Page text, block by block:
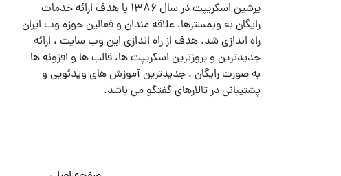
پرشین اسکریپت در سال ۱۳۸۶ با هدف ارائه خدمات
رایگان به وبمسترها، علاقه مندان و فعالین حوزه وب ایران
راه اندازی شد. هدف از راه اندازی این وب سایت ، ارائه
جدیدترین و بروزترین اسکریپت ها، قالب ها و افزونه ها
به صورت رایگان ، جدیدترین آموزش های ویدئویی و
پشتیبانی در تالارهای گفتگو می باشد.